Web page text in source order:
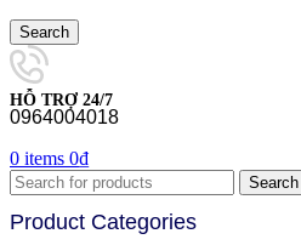
Search
HỖ TRỢ 24/7
0964004018
0 items 0₫
Search
Product Categories